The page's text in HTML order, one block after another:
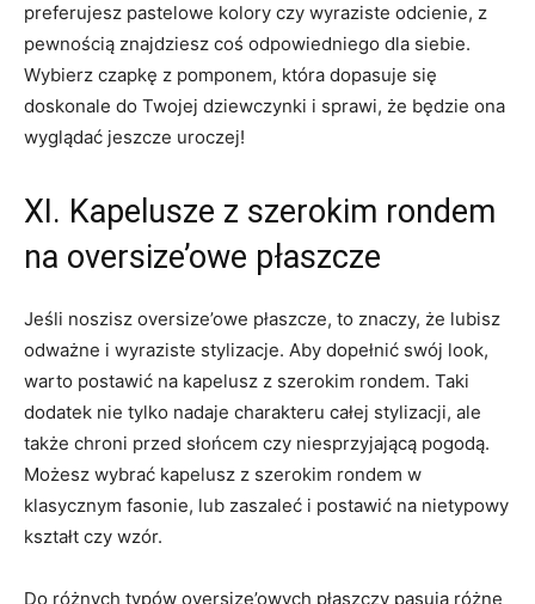
preferujesz ⁢pastelowe kolory czy​ wyraziste odcienie, z
pewnością‍ znajdziesz‍ coś odpowiedniego dla siebie.
Wybierz czapkę‌ z pomponem, która‍ dopasuje się
doskonale do Twojej dziewczynki i sprawi,⁢ że będzie⁢ ona
wyglądać ⁣jeszcze ⁢uroczej!
XI. Kapelusze z szerokim rondem
⁣na oversize’owe płaszcze
Jeśli noszisz oversize’owe płaszcze, to znaczy,​ że lubisz
odważne‍ i wyraziste stylizacje. Aby dopełnić swój look,
warto ⁢postawić na kapelusz⁤ z szerokim rondem.⁣ Taki
dodatek⁢ nie tylko‌ nadaje charakteru całej stylizacji, ale
także ⁢chroni ​przed słońcem czy niesprzyjającą pogodą.
Możesz wybrać kapelusz z szerokim rondem ⁣w
klasycznym fasonie, lub zaszaleć i‌ postawić na‌ nietypowy
kształt czy wzór.
Do różnych typów oversize’owych płaszczy pasują ⁤różne